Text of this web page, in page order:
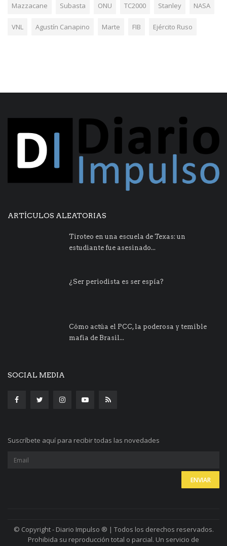
Mazzacane Subasta ONU TC2000 Stanley NASA
VNL Agustín Canapino Marte FIB Ejército Ruso
ARTÍCULOS ALEATORIAS
Tiroteo en una escuela de Texas: un
estudiante fue asesinado...
¿Ser periodista es ser espía?
Cómo actúa el PCC, la poderosa y temible
mafia de Brasil...
SOCIAL MEDIA
Suscríbete aquí para recibir todas las novedades
© Copyright - Diario Impulso ® | Todos los derechos reservados.
Prohibida su reproducción total o parcial. Un servicio de